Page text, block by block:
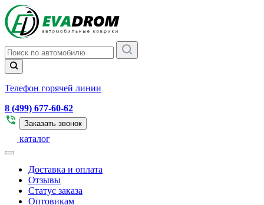
Телефон горячей линии
8 (499) 677-60-62
Заказать звонок
каталог
Доставка и оплата
Отзывы
Статус заказа
Оптовикам